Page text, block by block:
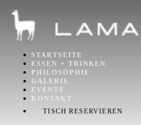
STARTSEITE
ESSEN + TRINKEN
PHILOSOPHIE
GALERIE
EVENTS
KONTAKT
TISCH RESERVIEREN